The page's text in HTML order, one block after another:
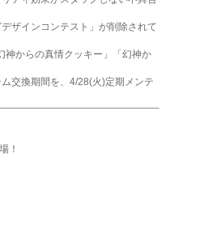
ザインコンテスト」が削除されて
神からの真情クッキー」「幻神か
交換期間を、4/28(火)定期メンテ
！